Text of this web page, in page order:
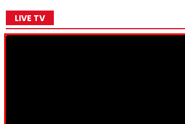
LIVE TV